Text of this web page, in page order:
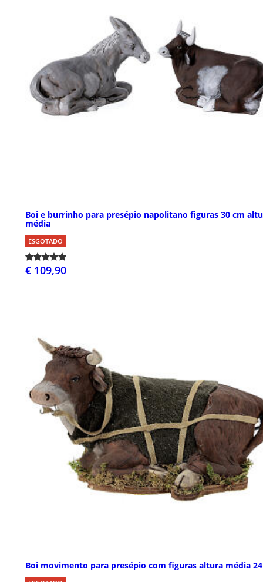
Boi e burrinho para presépio napolitano figuras 30 cm
média
ESGOTADO
€ 109,90
Boi movimento para presépio com figuras altura média